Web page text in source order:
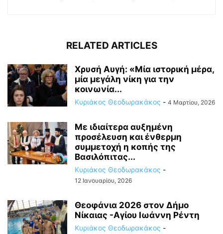
RELATED ARTICLES
Χρυσή Αυγή: «Μία ιστορική μέρα,
μία μεγάλη νίκη για την
κοινωνία...
Κυριάκος Θεοδωρακάκος - 4 Μαρτίου, 2026
Με ιδιαίτερα αυξημένη
προσέλευση και ένθερμη
συμμετοχή η κοπής της
Βασιλόπιτας...
Κυριάκος Θεοδωρακάκος -
12 Ιανουαρίου, 2026
Θεοφάνια 2026 στον Δήμο
Νίκαιας -Αγίου Ιωάννη Ρέντη
Κυριάκος Θεοδωρακάκος -